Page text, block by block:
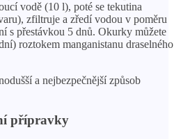
vodě (10 l), poté se tekutina
zfiltruje a zředí vodou v poměru
s přestávkou 5 dnů. Okurky můžete
roztokem manganistanu draselného
a nejbezpečnější způsob
přípravky